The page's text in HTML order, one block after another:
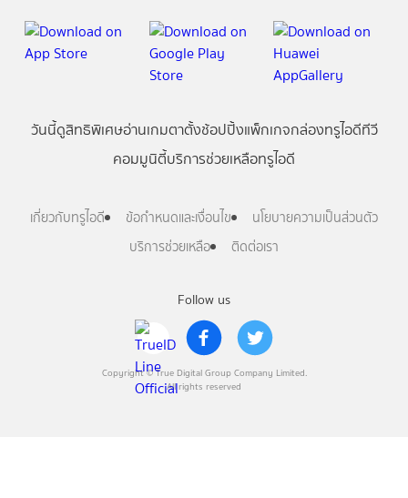
Follow us
Copyright © True Digital Group Company Limited.
All rights reserved
วันนี้ดูสิทธิพิเศษอ่านเกมตาตั้งช้อปปิ้งแพ็กเกจกล่องทรูไอดีทีวี
คอมมูนิตี้บริการช่วยเหลือทรูไอดี
เกี่ยวกับทรูไอดี ข้อกำหนดและเงื่อนไข
นโยบายความเป็นส่วนตัว
บริการช่วยเหลือ
ติดต่อเรา